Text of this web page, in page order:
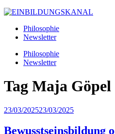
Philosophie
Newsletter
Philosophie
Newsletter
Tag Maja Göpel
23/03/202523/03/2025
Bewusstseinsbildung